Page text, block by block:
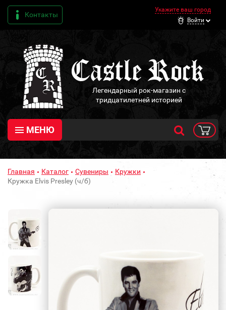
Контакты
Укажите ваш город
Войти
Легендарный рок-магазин с
тридцатилетней историей
МЕНЮ
Главная Каталог Сувениры
Кружки
Кружка Elvis Presley (ч/б)